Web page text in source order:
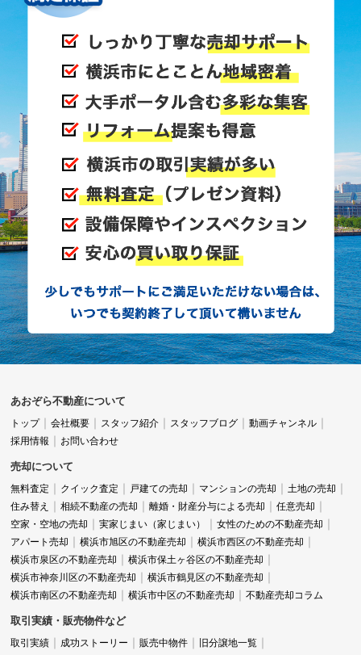
あおぞら不動産について
トップ 会社概要 スタッフ紹介 スタッフブログ
動画チャンネル
採用情報
お問い合わせ
売却について
無料査定 クイック査定 戸建ての売却 マンションの売却
土地の売却
住み替え
相続不動産の売却 離婚・財産分与による売却
任意売却
空家・空地の売却
実家じまい（家じまい）
女性のための不動産売却
アパート売却
横浜市旭区の不動産売却
横浜市西区の不動産売却
横浜市泉区の不動産売却
横浜市保土ヶ谷区の不動産売却
横浜市神奈川区の不動産売却
横浜市鶴見区の不動産売却
横浜市南区の不動産売却
横浜市中区の不動産売却 不動産売却コラム
取引実績・販売物件など
取引実績 成功ストーリー 販売中物件 旧分譲地一覧